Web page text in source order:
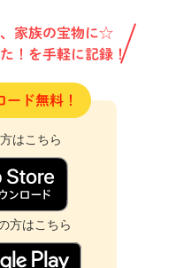
家族の宝物に☆
！を手軽に記録！
ード無料！
はこちら
方はこちら